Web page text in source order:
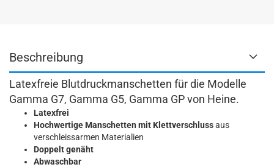
Beschreibung
Latexfreie Blutdruckmanschetten für die Modelle
Gamma G7, Gamma G5, Gamma GP von Heine.
Latexfrei
Hochwertige Manschetten mit Klettverschlussaus
verschleissarmen Materialien
Doppelt genäht
Abwaschbar